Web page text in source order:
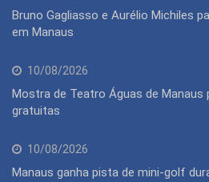
Bruno Gagliasso e Aurélio Michiles
em Manaus
10/08/2026
Mostra de Teatro Águas de
gratuitas
10/08/2026
Manaus ganha pista de mini-golf